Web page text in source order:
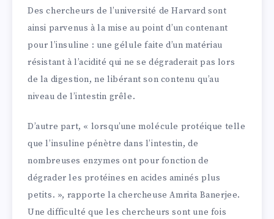
Des chercheurs de l’université de Harvard sont
ainsi parvenus à la mise au point d’un contenant
pour l’insuline : une gélule faite d’un matériau
résistant à l’acidité qui ne se dégraderait pas lors
de la digestion, ne libérant son contenu qu’au
niveau de l’intestin grêle.
D’autre part, « lorsqu’une molécule protéique telle
que l’insuline pénètre dans l’intestin, de
nombreuses enzymes ont pour fonction de
dégrader les protéines en acides aminés plus
petits. », rapporte la chercheuse Amrita Banerjee.
Une difficulté que les chercheurs sont une fois